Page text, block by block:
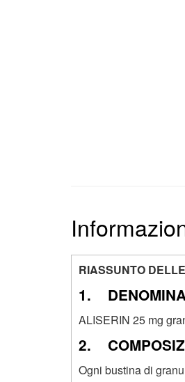
RIASSUNTO
1.
ALISERIN 25 mg
2.
Ogni bustina di